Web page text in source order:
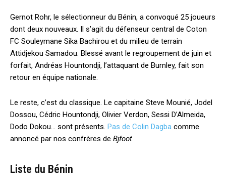
Gernot Rohr, le sélectionneur du Bénin, a convoqué 25 joueurs
dont deux nouveaux. Il s’agit du défenseur central de Coton
FC Souleymane Sika Bachirou et du milieu de terrain
Attidjekou Samadou. Blessé avant le regroupement de juin et
forfait, Andréas Hountondji, l’attaquant de Burnley, fait son
retour en équipe nationale.
Le reste, c’est du classique. Le capitaine Steve Mounié, Jodel
Dossou, Cédric Hountondji, Olivier Verdon, Sessi D’Almeida,
Dodo Dokou… sont présents. Pas de Colin Dagba comme
annoncé par nos confrères de Bjfoot.
Liste du Bénin